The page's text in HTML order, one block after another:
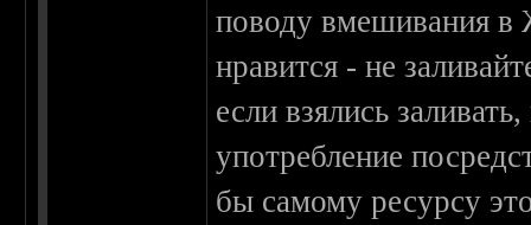
поводу вмешивания в
нравится - не
если взялись
употребление
бы самому ресурсу